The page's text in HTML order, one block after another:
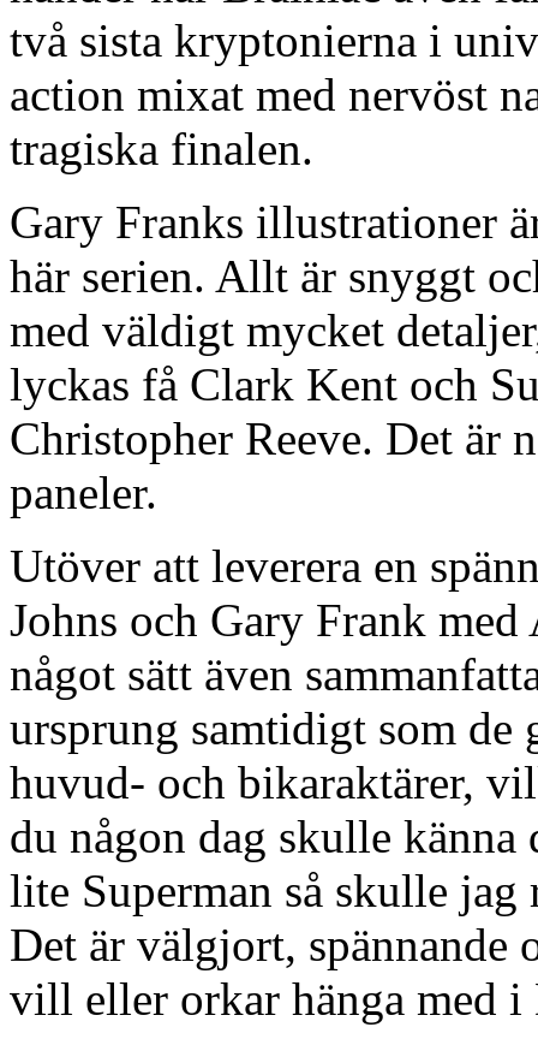
två sista kryptonierna i
action mixat med nervöst
tragiska finalen.
Gary Franks illustrationer
här serien. Allt är snyggt
med väldigt mycket
lyckas få Clark Kent och
Christopher Reeve. Det är
paneler.
Utöver att leverera en
Johns och Gary Frank
något sätt även
ursprung samtidigt som de
huvud- och bikaraktärer,
du någon dag skulle känna
lite Superman så skulle jag
Det är välgjort, spännande
vill eller orkar hänga med